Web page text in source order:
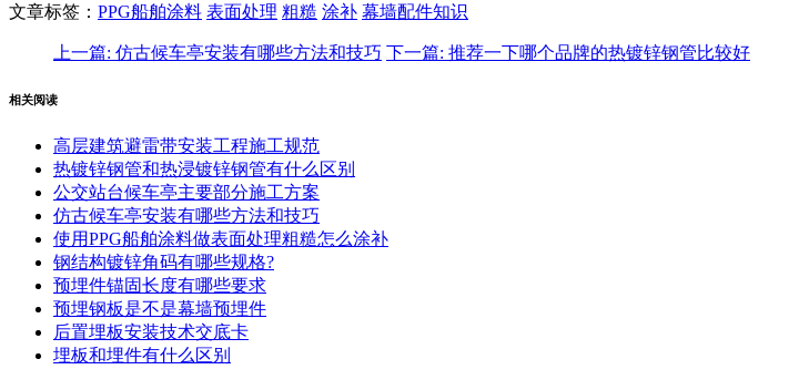
文章标签： PPG船舶涂料 表面处理 粗糙 涂补 幕墙配件知识
上一篇: 仿古候车亭安装有哪些方法和技巧 下一篇: 推荐一下哪个品牌的热镀锌钢管比较好
相关阅读
高层建筑避雷带安装工程施工规范
热镀锌钢管和热浸镀锌钢管有什么区别
公交站台候车亭主要部分施工方案
仿古候车亭安装有哪些方法和技巧
使用PPG船舶涂料做表面处理粗糙怎么涂补
钢结构镀锌角码有哪些规格?
预埋件锚固长度有哪些要求
预埋钢板是不是幕墙预埋件
后置埋板安装技术交底卡
埋板和埋件有什么区别